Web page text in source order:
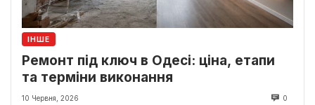
ІНШЕ
Ремонт під ключ в Одесі: ціна, етапи
та терміни виконання
10 Червня, 2026 0